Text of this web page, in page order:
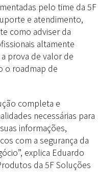
pelo time da 5F
e atendimento,
como adviser da
altamente
prova de valor de
o roadmap de
completa e
necessárias para
informações,
com a segurança da
explica Eduardo
da 5F Soluções